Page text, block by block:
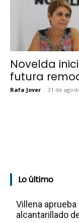
Novelda
futura
Rafa Jover - 31 de
Lo último
Villena
alcantarillado